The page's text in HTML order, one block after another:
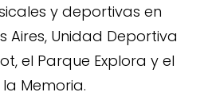
y deportivas en
Aires, Unidad Deportiva
el Parque Explora y el
Memoria.